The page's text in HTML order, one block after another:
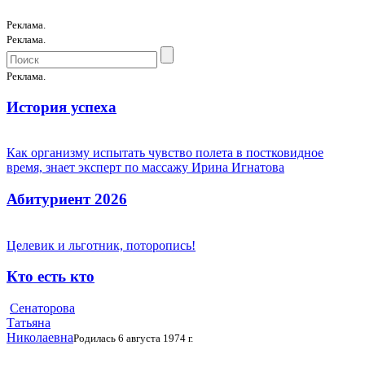
Реклама.
Реклама.
Реклама.
История успеха
Как организму испытать чувство полета в постковидное
время, знает эксперт по массажу Ирина Игнатова
Абитуриент 2026
Целевик и льготник, поторопись!
Кто есть кто
Сенаторова
Татьяна
НиколаевнаРодилась 6 августа 1974 г.